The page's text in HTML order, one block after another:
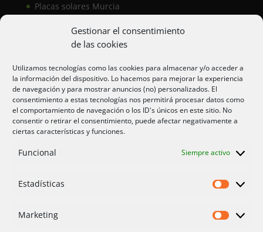
Gestionar el consentimiento
de las cookies
Utilizamos tecnologías como las cookies para almacenar y/o acceder a
la información del dispositivo. Lo hacemos para mejorar la experiencia
de navegación y para mostrar anuncios (no) personalizados. El
consentimiento a estas tecnologías nos permitirá procesar datos como
el comportamiento de navegación o los ID's únicos en este sitio. No
consentir o retirar el consentimiento, puede afectar negativamente a
ciertas características y funciones.
Funcional Siempre activo
Estadísticas
Marketing
Placas solares Murcia
Aire acondicionado Alicante
Aire acondicionador Murcia
Aire acondicionado San Juan
Privacidad